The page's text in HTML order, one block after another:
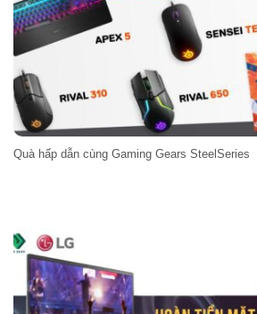
Quà hấp dẫn cùng Gaming Gears SteelSeries